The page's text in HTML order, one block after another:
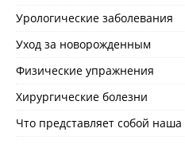
Урологические заболевания
Уход за новорожденным
Физические упражнения
Хирургические болезни
Что представляет собой